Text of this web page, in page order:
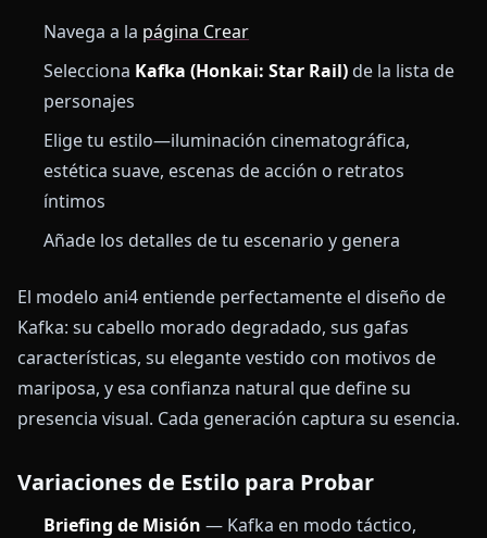
Navega a la página Crear
Selecciona Kafka (Honkai: Star Rail) de la lista de
personajes
Elige tu estilo—iluminación cinematográfica,
estética suave, escenas de acción o retratos
íntimos
Añade los detalles de tu escenario y genera
El modelo ani4 entiende perfectamente el diseño de
Kafka: su cabello morado degradado, sus gafas
características, su elegante vestido con motivos de
mariposa, y esa confianza natural que define su
presencia visual. Cada generación captura su esencia.
Variaciones de Estilo para Probar
Briefing de Misión — Kafka en modo táctico,